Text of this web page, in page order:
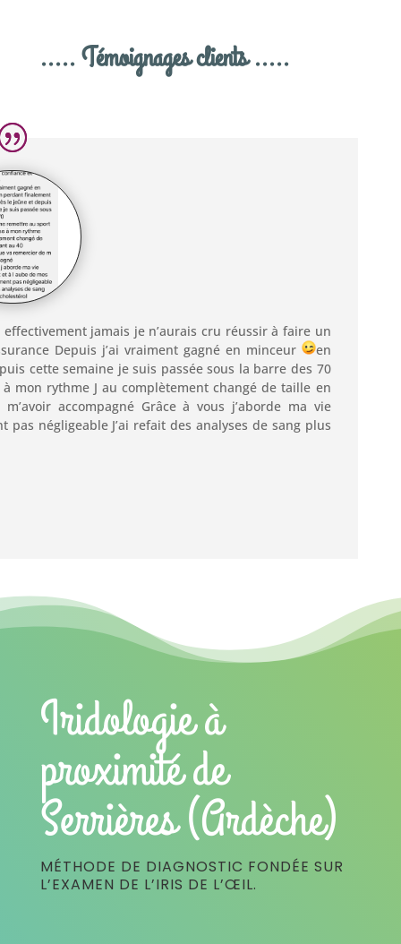
..... Témoignages clients .....
jamais je n’aurais cru réussir à faire un
Depuis j’ai vraiment gagné en minceur
en
cette semaine je suis passée sous la barre des 70
mon rythme J au complètement changé de taille en
accompagné Grâce à vous j’aborde ma vie
négligeable J’ai refait des analyses de sang plus
Iridologie à
proximité de
Serrières (Ardèche)
MÉTHODE DE DIAGNOSTIC FONDÉE SUR
L’EXAMEN DE L’IRIS DE L’ŒIL.